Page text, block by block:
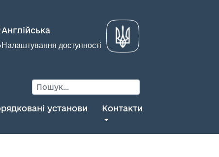
Англійська
Налаштування доступності
установи Контакти